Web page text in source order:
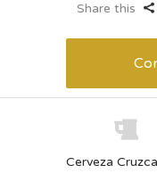
Share this
Cerveza